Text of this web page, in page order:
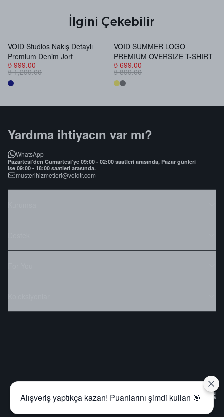
İlgini Çekebilir
VOID Studios Nakış Detaylı
Premium Denim Jort
₺ 999.00
₺ 1,299.00
VOID SUMMER LOGO
PREMIUM OVERSIZE T-SHIRT
₺ 699.00
₺ 899.00
Yardıma ihtiyacın var mı?
WhatsApp
Pazartesi’den Cumartesi’ye 09:00 - 02:00 saatleri arasında, Pazar günleri
ise 09:00 - 18:00 saatleri arasında.
musterihizmetleri@voidtr.com
Alışveriş yaptıkça kazan! Puanlarını şimdi kullan 🎯